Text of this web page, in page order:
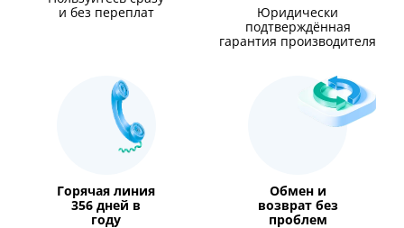
и без переплат
Юридически
подтверждённая
гарантия производителя
Горячая линия
356 дней в
году
Обмен и
возврат без
проблем